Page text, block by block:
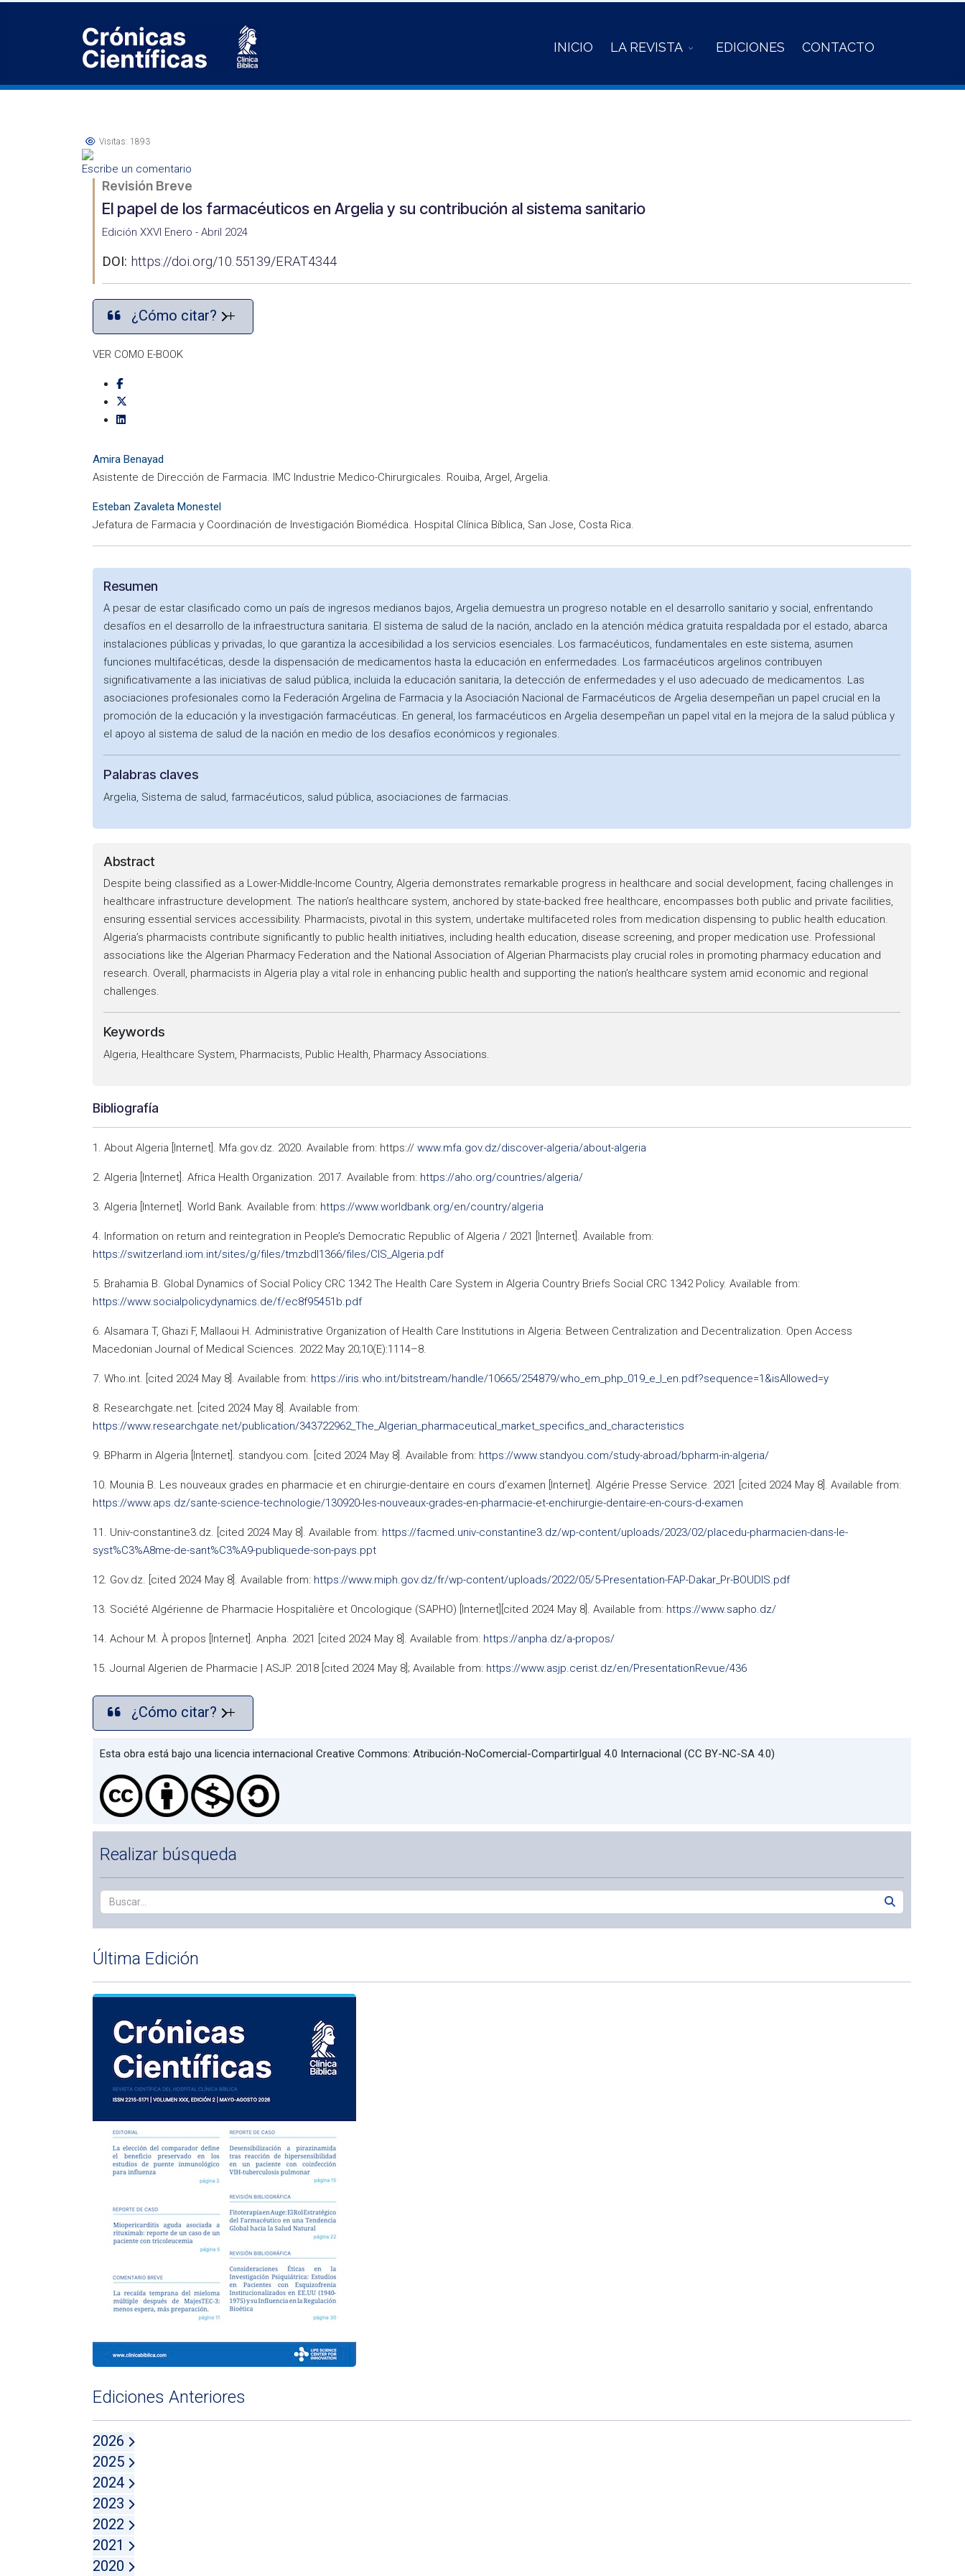
INICIO LA REVISTA EDICIONES CONTACTO
Visitas: 1893
Escribe un comentario
Revisión Breve
El papel de los farmacéuticos en Argelia y su contribución al sistema sanitario
Edición XXVI Enero - Abril 2024
DOI: https://doi.org/10.55139/ERAT4344
¿Cómo citar?
VER COMO E-BOOK
Amira Benayad
Asistente de Dirección de Farmacia. IMC Industrie Medico-Chirurgicales. Rouiba, Argel, Argelia.
Esteban Zavaleta Monestel
Jefatura de Farmacia y Coordinación de Investigación Biomédica. Hospital Clínica Bíblica, San Jose, Costa Rica.
Resumen
A pesar de estar clasificado como un país de ingresos medianos bajos, Argelia demuestra un progreso notable en el desarrollo sanitario y social, enfrentando
desafíos en el desarrollo de la infraestructura sanitaria. El sistema de salud de la nación, anclado en la atención médica gratuita respaldada por el estado, abarca
instalaciones públicas y privadas, lo que garantiza la accesibilidad a los servicios esenciales. Los farmacéuticos, fundamentales en este sistema, asumen
funciones multifacéticas, desde la dispensación de medicamentos hasta la educación en enfermedades. Los farmacéuticos argelinos contribuyen
significativamente a las iniciativas de salud pública, incluida la educación sanitaria, la detección de enfermedades y el uso adecuado de medicamentos. Las
asociaciones profesionales como la Federación Argelina de Farmacia y la Asociación Nacional de Farmacéuticos de Argelia desempeñan un papel crucial en la
promoción de la educación y la investigación farmacéuticas. En general, los farmacéuticos en Argelia desempeñan un papel vital en la mejora de la salud pública y
el apoyo al sistema de salud de la nación en medio de los desafíos económicos y regionales.
Palabras claves
Argelia, Sistema de salud, farmacéuticos, salud pública, asociaciones de farmacias.
Abstract
Despite being classified as a Lower-Middle-Income Country, Algeria demonstrates remarkable progress in healthcare and social development, facing challenges in
healthcare infrastructure development. The nation’s healthcare system, anchored by state-backed free healthcare, encompasses both public and private facilities,
ensuring essential services accessibility. Pharmacists, pivotal in this system, undertake multifaceted roles from medication dispensing to public health education.
Algeria’s pharmacists contribute significantly to public health initiatives, including health education, disease screening, and proper medication use. Professional
associations like the Algerian Pharmacy Federation and the National Association of Algerian Pharmacists play crucial roles in promoting pharmacy education and
research. Overall, pharmacists in Algeria play a vital role in enhancing public health and supporting the nation’s healthcare system amid economic and regional
challenges.
Keywords
Algeria, Healthcare System, Pharmacists, Public Health, Pharmacy Associations.
Bibliografía
1. About Algeria [Internet]. Mfa.gov.dz. 2020. Available from: https:// www.mfa.gov.dz/discover-algeria/about-algeria
2. Algeria [Internet]. Africa Health Organization. 2017. Available from: https://aho.org/countries/algeria/
3. Algeria [Internet]. World Bank. Available from: https://www.worldbank.org/en/country/algeria
4. Information on return and reintegration in People’s Democratic Republic of Algeria / 2021 [Internet]. Available from:
https://switzerland.iom.int/sites/g/files/tmzbdl1366/files/CIS_Algeria.pdf
5. Brahamia B. Global Dynamics of Social Policy CRC 1342 The Health Care System in Algeria Country Briefs Social CRC 1342 Policy. Available from:
https://www.socialpolicydynamics.de/f/ec8f95451b.pdf
6. Alsamara T, Ghazi F, Mallaoui H. Administrative Organization of Health Care Institutions in Algeria: Between Centralization and Decentralization. Open Access
Macedonian Journal of Medical Sciences. 2022 May 20;10(E):1114–8.
7. Who.int. [cited 2024 May 8]. Available from: https://iris.who.int/bitstream/handle/10665/254879/who_em_php_019_e_l_en.pdf?sequence=1&isAllowed=y
8. Researchgate.net. [cited 2024 May 8]. Available from:
https://www.researchgate.net/publication/343722962_The_Algerian_pharmaceutical_market_specifics_and_characteristics
9. BPharm in Algeria [Internet]. standyou.com. [cited 2024 May 8]. Available from: https://www.standyou.com/study-abroad/bpharm-in-algeria/
10. Mounia B. Les nouveaux grades en pharmacie et en chirurgie-dentaire en cours d’examen [Internet]. Algérie Presse Service. 2021 [cited 2024 May 8]. Available from:
https://www.aps.dz/sante-science-technologie/130920-les-nouveaux-grades-en-pharmacie-et-enchirurgie-dentaire-en-cours-d-examen
11. Univ-constantine3.dz. [cited 2024 May 8]. Available from: https://facmed.univ-constantine3.dz/wp-content/uploads/2023/02/placedu-pharmacien-dans-le-
syst%C3%A8me-de-sant%C3%A9-publiquede-son-pays.ppt
12. Gov.dz. [cited 2024 May 8]. Available from: https://www.miph.gov.dz/fr/wp-content/uploads/2022/05/5-Presentation-FAP-Dakar_Pr-BOUDIS.pdf
13. Société Algérienne de Pharmacie Hospitalière et Oncologique (SAPHO) [Internet][cited 2024 May 8]. Available from: https://www.sapho.dz/
14. Achour M. À propos [Internet]. Anpha. 2021 [cited 2024 May 8]. Available from: https://anpha.dz/a-propos/
15. Journal Algerien de Pharmacie | ASJP. 2018 [cited 2024 May 8]; Available from: https://www.asjp.cerist.dz/en/PresentationRevue/436
¿Cómo citar?
Esta obra está bajo una licencia internacional Creative Commons: Atribución-NoComercial-CompartirIgual 4.0 Internacional (CC BY-NC-SA 4.0)
Realizar búsqueda
Última Edición
Ediciones Anteriores
2026
2025
2024
2023
2022
2021
2020